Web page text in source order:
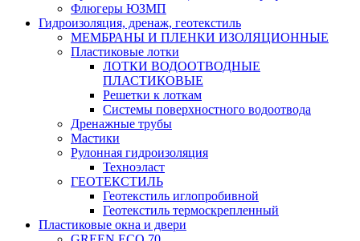
Флюгеры ЮЗМП
Гидроизоляция, дренаж, геотекстиль
МЕМБРАНЫ И ПЛЕНКИ ИЗОЛЯЦИОННЫЕ
Пластиковые лотки
ЛОТКИ ВОДООТВОДНЫЕ
ПЛАСТИКОВЫЕ
Решетки к лоткам
Системы поверхностного водоотвода
Дренажные трубы
Мастики
Рулонная гидроизоляция
Техноэласт
ГЕОТЕКСТИЛЬ
Геотекстиль иглопробивной
Геотекстиль термоскрепленный
Пластиковые окна и двери